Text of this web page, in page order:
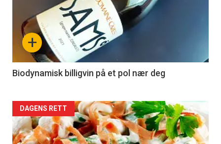
akkurat
nå
4
+
Biodynamisk billigvin på et pol nær deg
Forsiden
akkurat
DAGENS RETT